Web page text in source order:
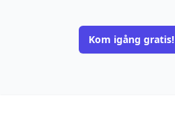
Kom igång gratis!